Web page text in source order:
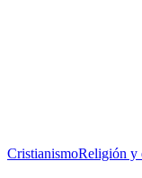
CristianismoReligión y